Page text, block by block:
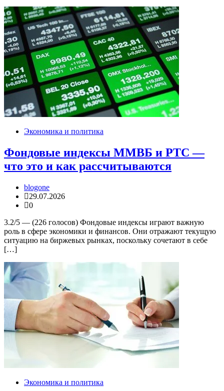
Экономика и политика
Фондовые индексы ММВБ и РТС —
что это и как рассчитываются
blogone
29.07.2026
0
3.2/5 — (226 голосов) Фондовые индексы играют важную
роль в сфере экономики и финансов. Они отражают текущую
ситуацию на биржевых рынках, поскольку сочетают в себе
[…]
Экономика и политика